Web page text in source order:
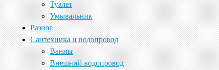
Туалет
Умывальник
Разное
Сантехника и водопровод
Ванны
Внешний водопровод